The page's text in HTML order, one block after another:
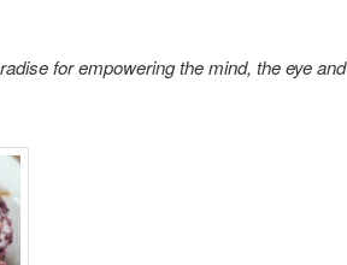
for empowering the mind, the eye and